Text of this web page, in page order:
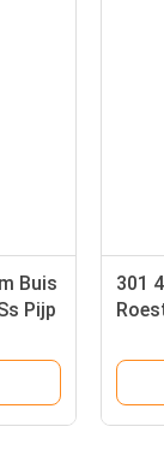
Buis
Pijp
301
AISI